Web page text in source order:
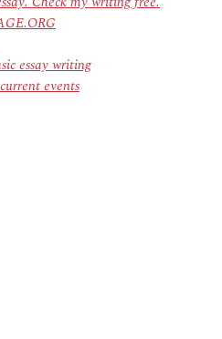
essay writing
events